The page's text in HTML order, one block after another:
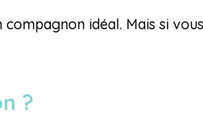
idéal. Mais si
?